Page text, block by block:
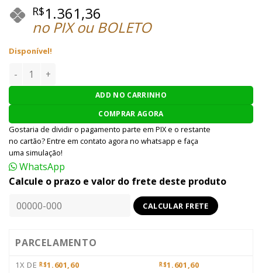
R$1.361,36
no PIX ou BOLETO
Disponível!
PISTOLA AIRSOFT WE 1911 GBB FULL METAL - PRETO
ADD NO CARRINHO
COMPRAR AGORA
Gostaria de dividir o pagamento parte em PIX e o restante
no cartão? Entre em contato agora no whatsapp e faça
uma simulação!
WhatsApp
Calcule o prazo e valor do frete deste produto
PARCELAMENTO
1X DE R$1.601,60 R$1.601,60